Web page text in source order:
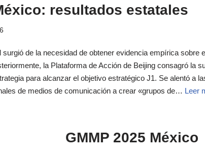
resultados estatales
de la necesidad de obtener evidencia empírica sobre
la Plataforma de Acción de Beijing consagró la
para alcanzar el objetivo estratégico J1. Se alentó a
de medios de comunicación a crear «grupos de… Leer
GMMP 2025 México